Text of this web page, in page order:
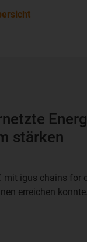
stärken
mit igus chains for
erreichen konnte.